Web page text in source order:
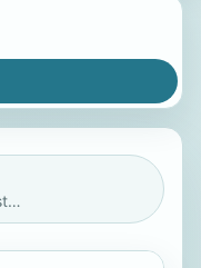
Las Ratitas 5. ¡Las Sirenas Existen!